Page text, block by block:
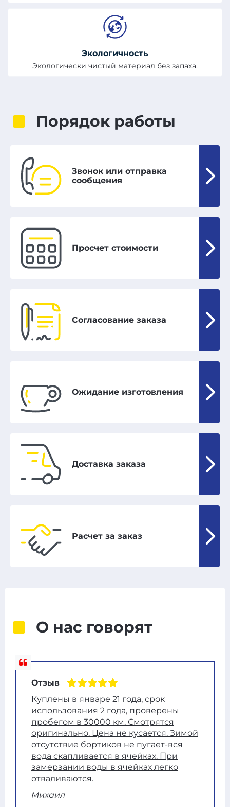
Экологичность
Экологически чистый материал без запаха.
Порядок работы
Звонок или отправка
сообщения
Просчет стоимости
Согласование заказа
Ожидание изготовления
Доставка заказа
Расчет за заказ
О нас говорят
Отзыв
Куплены в январе 21 года, срок
использования 2 года, проверены
пробегом в 30000 км. Смотрятся
оригинально. Цена не кусается. Зимой
отсутствие бортиков не пугает-вся
вода скапливается в ячейках. При
замерзании воды в ячейках легко
отваливаются.
Михаил